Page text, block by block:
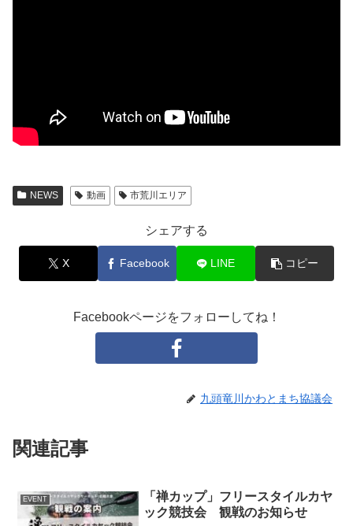
NEWS 動画 市荒川エリア
シェアする
X Facebook LINE コピー
Facebookページをフォローしてね！
九頭竜川かわとまち協議会
関連記事
EVENT
「禅カップ」フリースタイルカヤ
ック競技会 観戦のお知らせ